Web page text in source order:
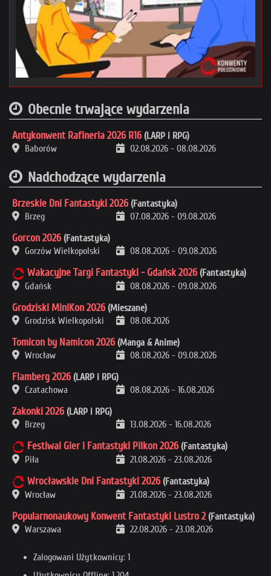
Obecnie trwające wydarzenia
Antykonwent Rafineria 2026 R16 (LARP i RPG)
Baborów
02.08.2026 - 08.08.2026
Nadchodzące wydarzenia
Brzeskie Dni Fantastyki 2026 (Fantastyka)
Brzeg
07.08.2026 - 09.08.2026
Gorcon 2026 (Fantastyka)
Gorzów Wielkopolski
08.08.2026 - 09.08.2026
Wakacyjne Targi Fantastyki - Gdańsk 2026 (Fantastyka)
Gdańsk
08.08.2026 - 09.08.2026
Grodziski MiniKon 2026 (Mieszane)
Grodzisk Wielkopolski
08.08.2026
Tomicon by Namicon 2026 (Manga & Anime)
Wrocław
08.08.2026 - 09.08.2026
Flamberg 2026 (LARP i RPG)
Czatachowa
08.08.2026 - 16.08.2026
Zakonki 2026 (LARP i RPG)
Brzeg
13.08.2026 - 16.08.2026
Festiwal Gier i Fantastyki Pilkon 2026 (Fantastyka)
Piła
21.08.2026 - 23.08.2026
Wrocławskie Dni Fantastyki 2026 (Fantastyka)
Wrocław
21.08.2026 - 23.08.2026
Popularnonaukowy Konwent Fantastyki Lustro 2 (Fantastyka)
Warszawa
22.08.2026 - 23.08.2026
Zalogowani Użytkownicy: 1